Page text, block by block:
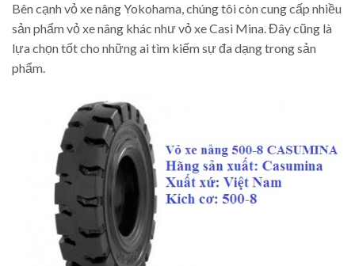
Bên cạnh vỏ xe nâng Yokohama, chúng tôi còn cung cấp nhiều
sản phẩm vỏ xe nâng khác như vỏ xe Casi Mina. Đây cũng là
lựa chọn tốt cho những ai tìm kiếm sự đa dạng trong sản
phẩm.